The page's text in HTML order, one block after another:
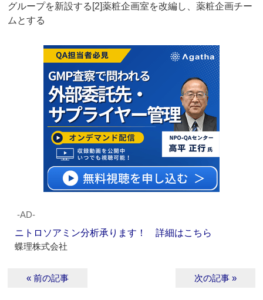
グループを新設する[2]薬粧企画室を改編し、薬粧企画チー
ムとする
‐AD‐
ニトロソアミン分析承ります！ 詳細はこちら
蝶理株式会社
« 前の記事 次の記事 »